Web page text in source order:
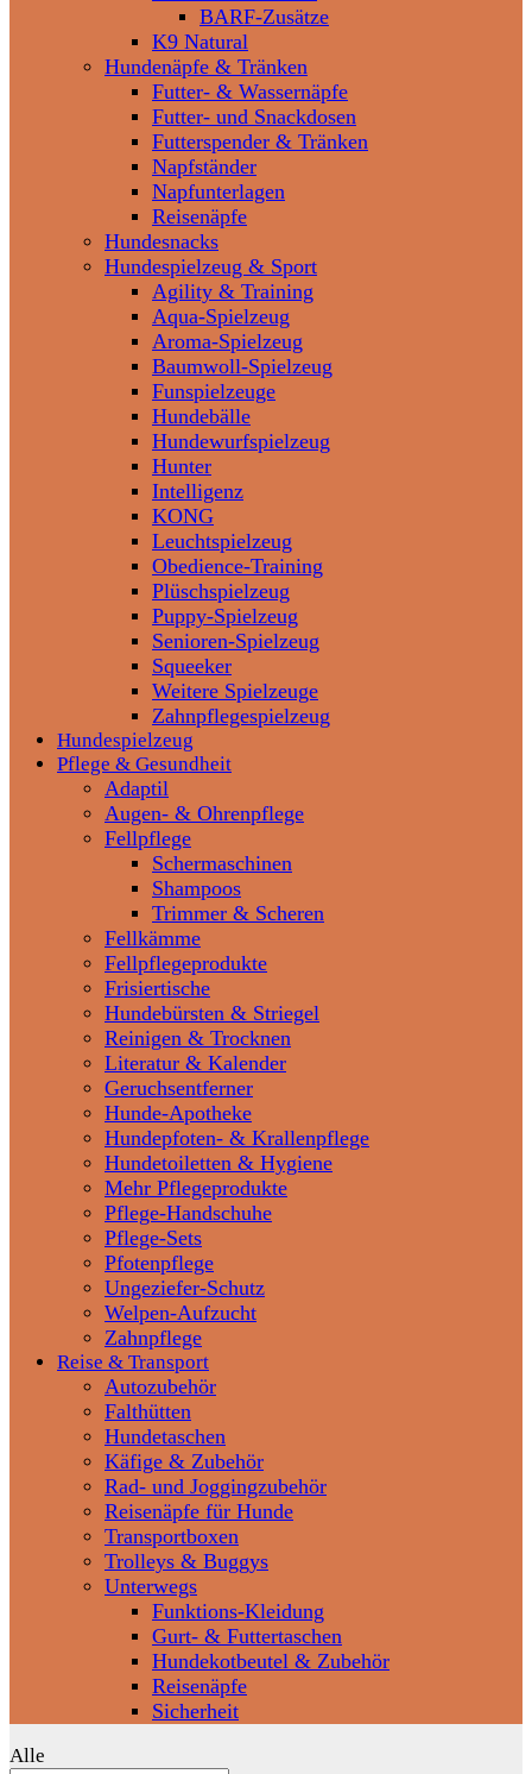
BARF-Zusätze
K9 Natural
Hundenäpfe & Tränken
Futter- & Wassernäpfe
Futter- und Snackdosen
Futterspender & Tränken
Napfständer
Napfunterlagen
Reisenäpfe
Hundesnacks
Hundespielzeug & Sport
Agility & Training
Aqua-Spielzeug
Aroma-Spielzeug
Baumwoll-Spielzeug
Funspielzeuge
Hundebälle
Hundewurfspielzeug
Hunter
Intelligenz
KONG
Leuchtspielzeug
Obedience-Training
Plüschspielzeug
Puppy-Spielzeug
Senioren-Spielzeug
Squeeker
Weitere Spielzeuge
Zahnpflegespielzeug
Hundespielzeug
Pflege & Gesundheit
Adaptil
Augen- & Ohrenpflege
Fellpflege
Schermaschinen
Shampoos
Trimmer & Scheren
Fellkämme
Fellpflegeprodukte
Frisiertische
Hundebürsten & Striegel
Reinigen & Trocknen
Literatur & Kalender
Geruchsentferner
Hunde-Apotheke
Hundepfoten- & Krallenpflege
Hundetoiletten & Hygiene
Mehr Pflegeprodukte
Pflege-Handschuhe
Pflege-Sets
Pfotenpflege
Ungeziefer-Schutz
Welpen-Aufzucht
Zahnpflege
Reise & Transport
Autozubehör
Falthütten
Hundetaschen
Käfige & Zubehör
Rad- und Joggingzubehör
Reisenäpfe für Hunde
Transportboxen
Trolleys & Buggys
Unterwegs
Funktions-Kleidung
Gurt- & Futtertaschen
Hundekotbeutel & Zubehör
Reisenäpfe
Sicherheit
Alle